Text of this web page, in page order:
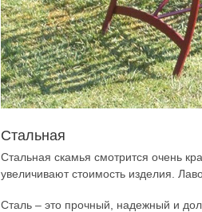
Стальная
Стальная скамья смотрится очень
увеличивают стоимость изделия.
Сталь – это прочный, надежный и